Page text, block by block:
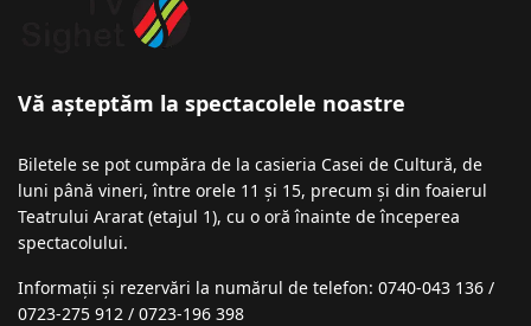
Vă așteptăm la spectacolele noastre
Biletele se pot cumpăra de la casieria Casei de Cultură, de
luni până vineri, între orele 11 și 15, precum și din foaierul
Teatrului Ararat (etajul 1), cu o oră înainte de începerea
spectacolului.
Informații şi rezervări la numărul de telefon: 0740-043 136 /
0723-275 912 / 0723-196 398